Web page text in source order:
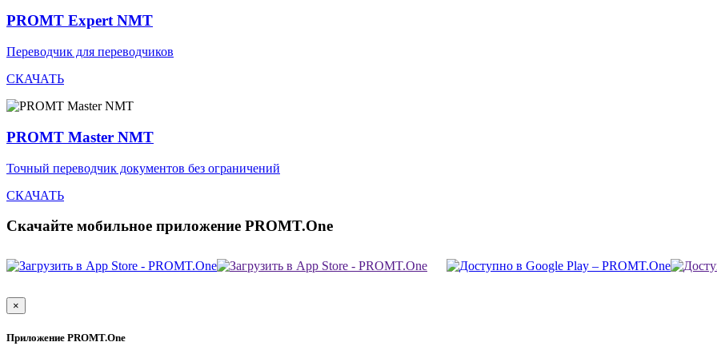
PROMT Expert NMT
Переводчик для переводчиков
СКАЧАТЬ
PROMT Master NMT
Точный переводчик документов без ограничений
СКАЧАТЬ
Скачайте мобильное приложение PROMT.One
×
Приложение PROMT.One